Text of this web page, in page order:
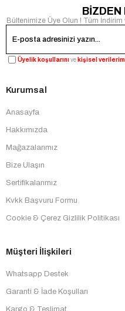
BİZDEN
Bültenimize Üye Olun ! Tüm İndirim
Üyelik koşullarınıve kişisel
Kurumsal
Anasayfa
Hakkımızda
Mağazalarımız
Bize Ulaşın
Sertifikalarımız
Kvkk Başvuru Formu
Cookie & Çerez Gizlilik Politikası
Müşteri İlişkileri
Whatsapp Destek
Garanti & İade Koşulları
Kargo & Teslimat